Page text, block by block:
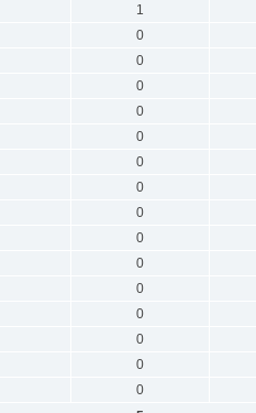
1
0
0
0
0
0
0
0
0
0
0
0
0
0
0
0